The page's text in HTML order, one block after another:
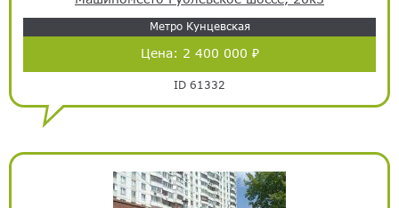
Метро Кунцевская
Цена: 2 400 000 ₽
ID 61332